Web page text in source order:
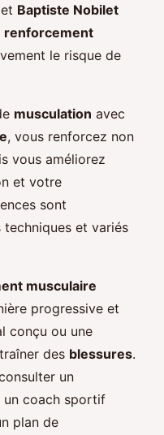
et Baptiste Nobilet
renforcement
le risque de
musculation avec
, vous renforcez non
vous améliorez
et votre
sont
et variés
musculaire
progressive et
conçu ou une
des blessures.
un
un coach sportif
plan de